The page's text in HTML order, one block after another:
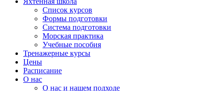
Список курсов
Формы подготовки
Cистема подготовки
Морская практика
Учебные пособия
Тренажерные курсы
Цены
Расписание
О нас
О нас и нашем подходе